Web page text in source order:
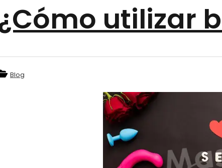
utilizar
Blog